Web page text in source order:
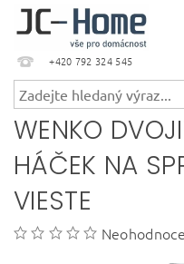
+420 792 324 545
WENKO
HÁČEK NA
VIESTE